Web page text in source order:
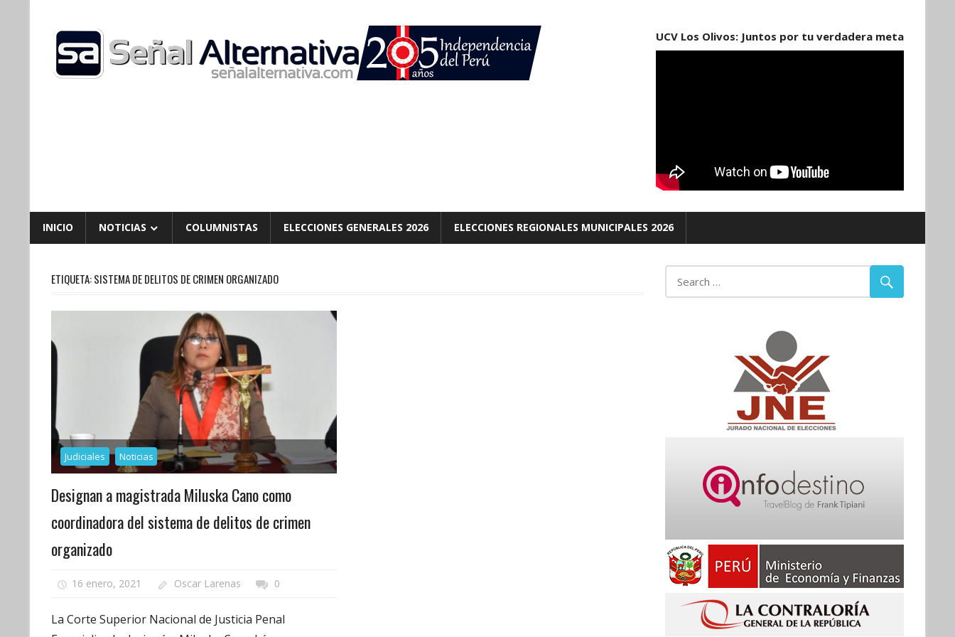
content
UCV Los Olivos: Juntos por tu verdadera meta
INICIO NOTICIAS COLUMNISTAS ELECCIONES GENERALES 2026 ELECCIONES REGIONALES MUNICIPALES 2026
ETIQUETA:SISTEMA DE DELITOS DE CRIMEN ORGANIZADO
Judiciales Noticias
Designan a magistrada Miluska Cano como
coordinadora del sistema de delitos de crimen
organizado
16 enero, 2021 Oscar Larenas 0
La Corte Superior Nacional de Justicia Penal